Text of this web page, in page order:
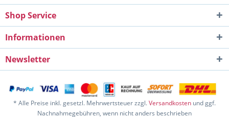
Shop Service
Informationen
Newsletter
* Alle Preise inkl. gesetzl. Mehrwertsteuer zzgl.Versandkosten und ggf.
Nachnahmegebühren, wenn nicht anders beschrieben